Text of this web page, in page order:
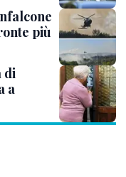
più
di
a